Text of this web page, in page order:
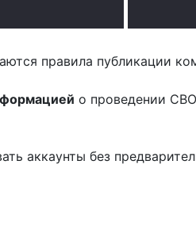
правила публикации
о проведении
аккаунты без